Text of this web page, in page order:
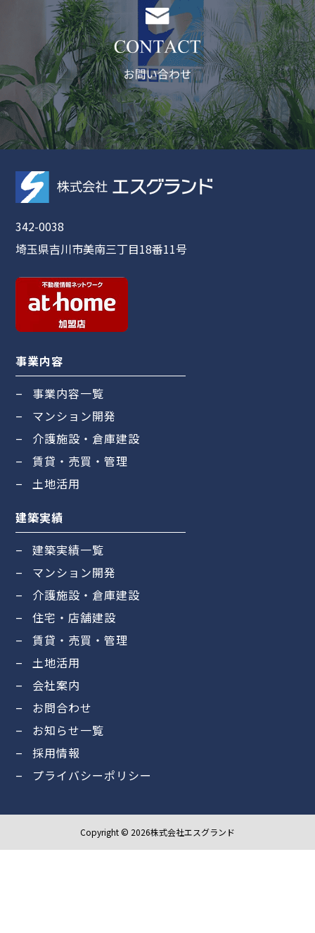
342-0038
埼玉県吉川市美南三丁目18番11号
事業内容
事業内容一覧
マンション開発
介護施設・倉庫建設
賃貸・売買・管理
土地活用
建築実績
建築実績一覧
マンション開発
介護施設・倉庫建設
住宅・店舗建設
賃貸・売買・管理
土地活用
会社案内
お問合わせ
お知らせ一覧
採用情報
プライバシーポリシー
Copyright © 2026株式会社エスグランド